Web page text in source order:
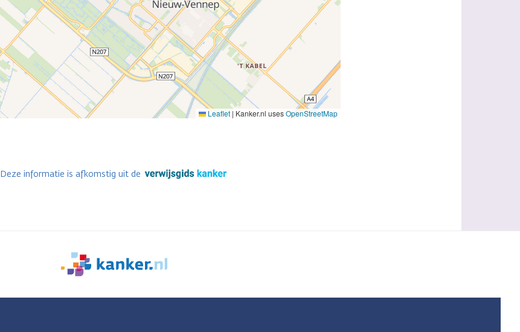
Leaflet | Kanker.nl usesOpenStreetMap
Deze informatie is afkomstig uit de
We
er